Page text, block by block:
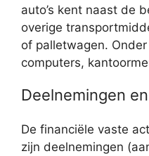
auto’s kent naast de
overige
of palletwagen.
computers,
Deelnemingen
De financiële vaste
zijn deelnemingen